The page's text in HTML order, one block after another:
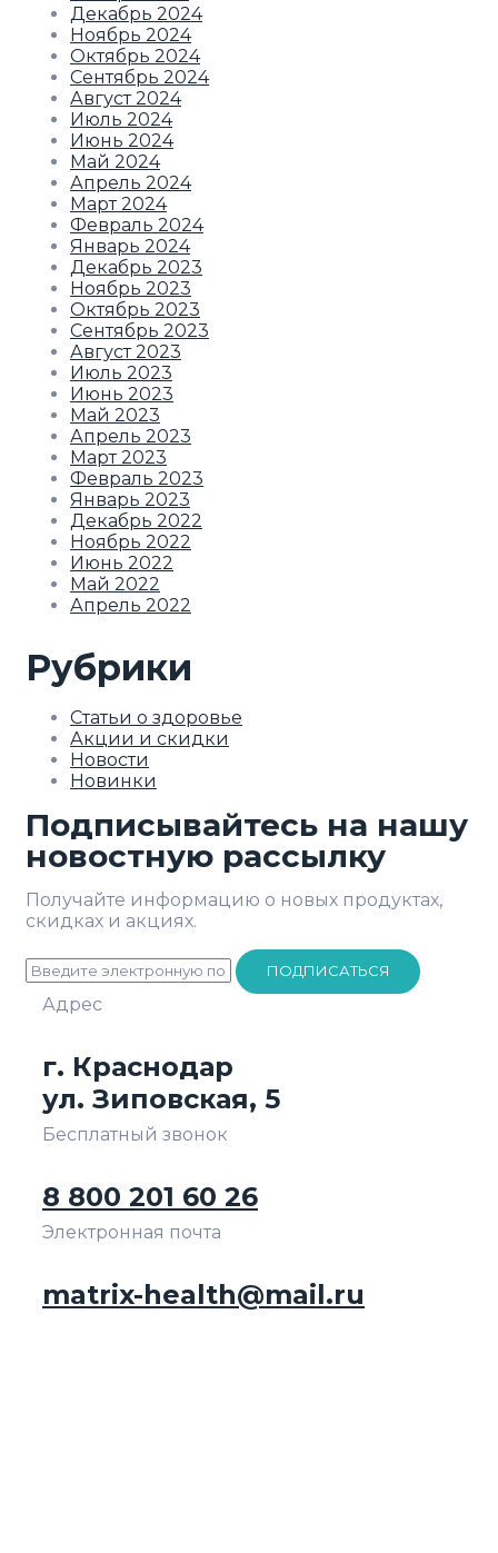
Декабрь 2024
Ноябрь 2024
Октябрь 2024
Сентябрь 2024
Август 2024
Июль 2024
Июнь 2024
Май 2024
Апрель 2024
Март 2024
Февраль 2024
Январь 2024
Декабрь 2023
Ноябрь 2023
Октябрь 2023
Сентябрь 2023
Август 2023
Июль 2023
Июнь 2023
Май 2023
Апрель 2023
Март 2023
Февраль 2023
Январь 2023
Декабрь 2022
Ноябрь 2022
Июнь 2022
Май 2022
Апрель 2022
Рубрики
Статьи о здоровье
Акции и скидки
Новости
Новинки
Подписывайтесь на нашу
новостную рассылку
Получайте информацию о новых продуктах,
скидках и акциях.
ПОДПИСАТЬСЯ
Адрес
г. Краснодар
ул. Зиповская, 5
Бесплатный звонок
8 800 201 60 26
Электронная почта
matrix-health@mail.ru